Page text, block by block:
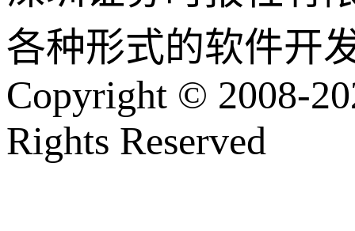
各种形式的软件开
Copyright © 2008-
Rights Reserved